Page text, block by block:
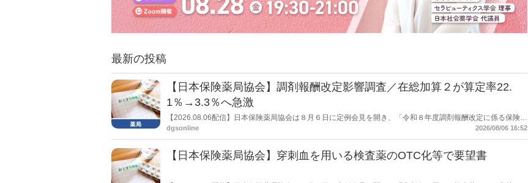
最新の投稿
【日本保険薬局協会】調剤報酬改定影響調査／在総加算２が算定率22.
1％→3.3％へ急激
【2026.08.06配信】日本保険薬局協会は８月６日に定例会見を開き、「令和８年度調剤報酬改定に係る保険薬
局への影響」の調査結果を公表した。在宅分野では、在宅薬学総合体制加算2の算定率が22.1％から3.3％へ大
dgsonline 2026/08/06 16:52
【日本保険薬局協会】穿刺血を用いる検査薬のOTC化等で要望書